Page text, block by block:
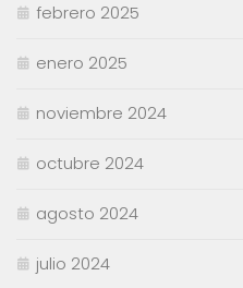
febrero 2025
enero 2025
noviembre 2024
octubre 2024
agosto 2024
julio 2024